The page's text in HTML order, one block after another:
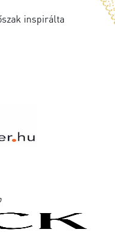
inspirálta